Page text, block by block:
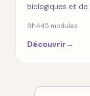
biologiques et
9h445 modules
Découvrir →